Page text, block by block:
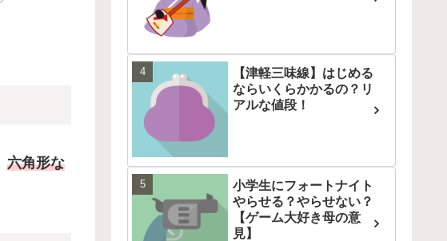
六角形な
【津軽三味線】はじめる
ならいくらかかるの？リ
アルな値段！
小学生にフォートナイト
やらせる？やらせない？
【ゲーム大好き母の意
見】